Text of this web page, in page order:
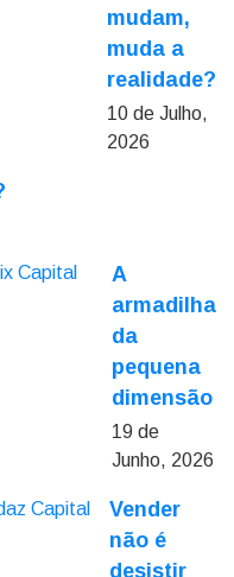
mudam,
muda a
realidade?
10 de Julho,
2026
A
armadilha
da
pequena
dimensão
19 de
Junho, 2026
Vender
não é
desistir